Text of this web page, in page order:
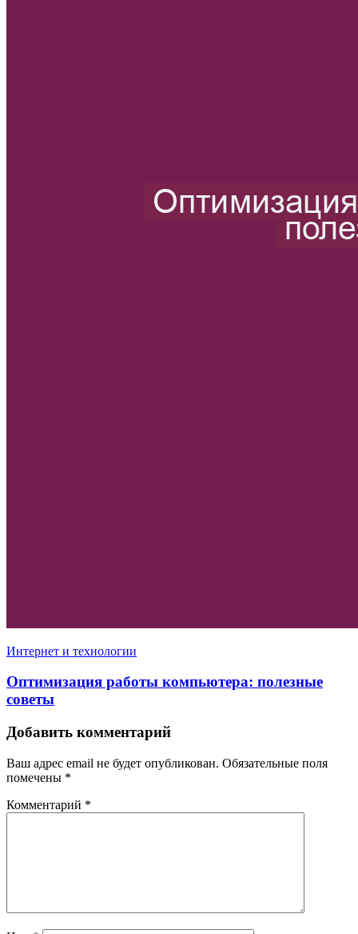
Интернет и технологии
Оптимизация работы компьютера: полезные
советы
Добавить комментарий
Ваш адрес email не будет опубликован. Обязательные поля
помечены *
Комментарий *